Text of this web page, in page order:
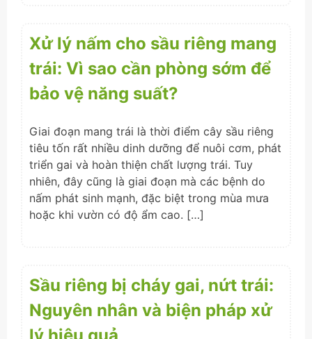
Xử lý nấm cho sầu riêng mang
trái: Vì sao cần phòng sớm để
bảo vệ năng suất?
Giai đoạn mang trái là thời điểm cây sầu riêng
tiêu tốn rất nhiều dinh dưỡng để nuôi cơm, phát
triển gai và hoàn thiện chất lượng trái. Tuy
nhiên, đây cũng là giai đoạn mà các bệnh do
nấm phát sinh mạnh, đặc biệt trong mùa mưa
hoặc khi vườn có độ ẩm cao. […]
Sầu riêng bị cháy gai, nứt trái:
Nguyên nhân và biện pháp xử